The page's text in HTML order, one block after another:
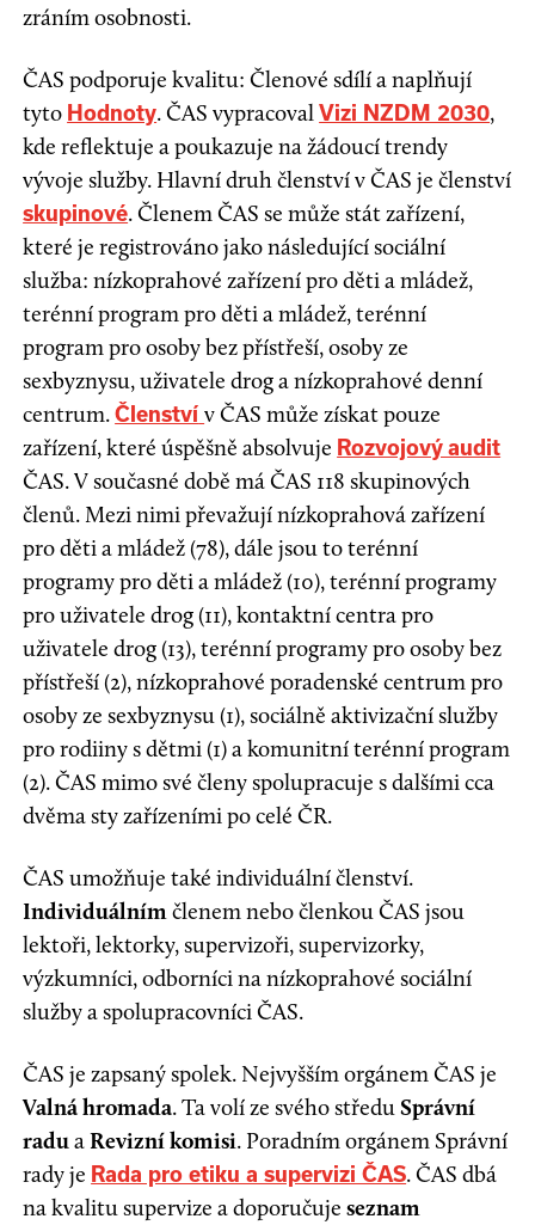
zráním osobnosti.
ČAS podporuje kvalitu: Členové sdílí a naplňují
tyto Hodnoty. ČAS vypracovalVizi NZDM 2030,
kde reflektuje a poukazuje na žádoucí trendy
vývoje služby. Hlavní druh členství v ČAS je členství
skupinové. Členem ČAS se může stát zařízení,
které je registrováno jako následující sociální
služba: nízkoprahové zařízení pro děti a mládež,
terénní program pro děti a mládež, terénní
program pro osoby bez přístřeší, osoby ze
sexbyznysu, uživatele drog a nízkoprahové denní
centrum.Členství v ČAS může získat pouze
zařízení, které úspěšně absolvuje Rozvojový audit
ČAS. V současné době má ČAS 118 skupinových
členů. Mezi nimi převažují nízkoprahová zařízení
pro děti a mládež (78), dále jsou to terénní
programy pro děti a mládež (10), terénní programy
pro uživatele drog (11), kontaktní centra pro
uživatele drog (13), terénní programy pro osoby bez
přístřeší (2), nízkoprahové poradenské centrum pro
osoby ze sexbyznysu (1), sociálně aktivizační služby
pro rodiiny s dětmi (1) a komunitní terénní program
(2). ČAS mimo své členy spolupracuje s dalšími cca
dvěma sty zařízeními po celé ČR.
ČAS umožňuje také individuální členství.
Individuálnímčlenem nebo členkou ČAS jsou
lektoři, lektorky, supervizoři, supervizorky,
výzkumníci, odborníci na nízkoprahové sociální
služby a spolupracovníci ČAS.
ČAS je zapsaný spolek. Nejvyšším orgánem ČAS je
Valná hromada. Ta volí ze svého středuSprávní
raduaRevizní komisi. Poradním orgánem Správní
rady je Rada pro etiku a supervizi ČAS. ČAS dbá
na kvalitu supervize a doporučujeseznam